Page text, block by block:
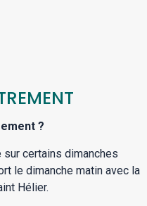
?
certains dimanches
le dimanche matin avec la
Hélier.